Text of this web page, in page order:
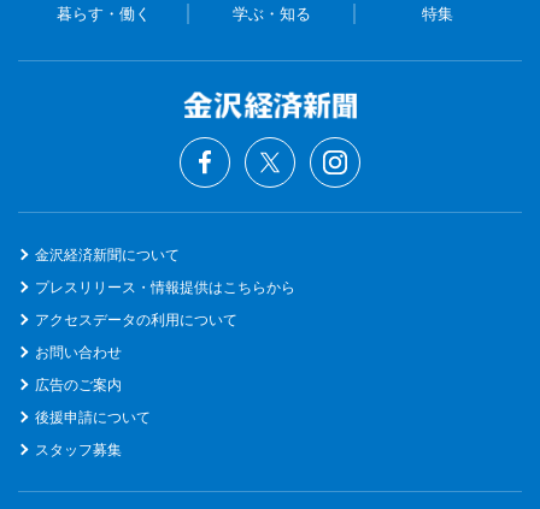
暮らす・働く 学ぶ・知る 特集
金沢経済新聞について
プレスリリース・情報提供はこちらから
アクセスデータの利用について
お問い合わせ
広告のご案内
後援申請について
スタッフ募集